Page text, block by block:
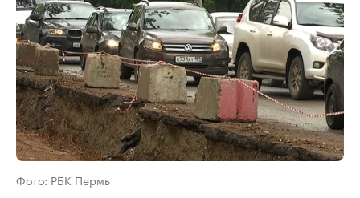
Фото: РБК Пермь